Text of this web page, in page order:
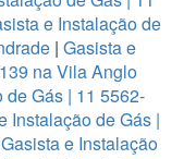
e Instalação de
| Gasista e
na Vila Anglo
Gás | 11 5562-
Instalação de Gás |
Gasista e Instalação